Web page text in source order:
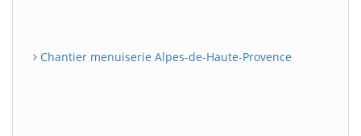
Chantier menuiserie Alpes-de-Haute-Provence